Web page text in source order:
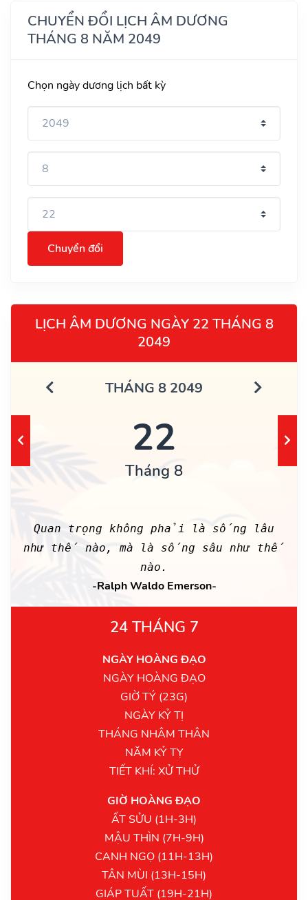
CHUYỂN ĐỔI LỊCH ÂM DƯƠNG
THÁNG 8 NĂM 2049
Chọn ngày dương lịch bất kỳ
Chuyển đổi
LỊCH ÂM DƯƠNG NGÀY 22 THÁNG 8
2049
THÁNG 8 2049
22
Tháng 8
Quan trọng không phải là sống lâu
như thế nào, mà là sống sâu như thế
nào.
-Ralph Waldo Emerson-
24 THÁNG 7
NGÀY HOÀNG ĐẠO
NGÀY HOÀNG ĐẠO
GIỜ TÝ (23G)
NGÀY KỶ TỊ
THÁNG NHÂM THÂN
NĂM KỶ TỴ
TIẾT KHÍ: XỬ THỬ
GIỜ HOÀNG ĐẠO
ẤT SỬU (1H-3H)
MẬU THÌN (7H-9H)
CANH NGỌ (11H-13H)
TÂN MÙI (13H-15H)
GIÁP TUẤT (19H-21H)